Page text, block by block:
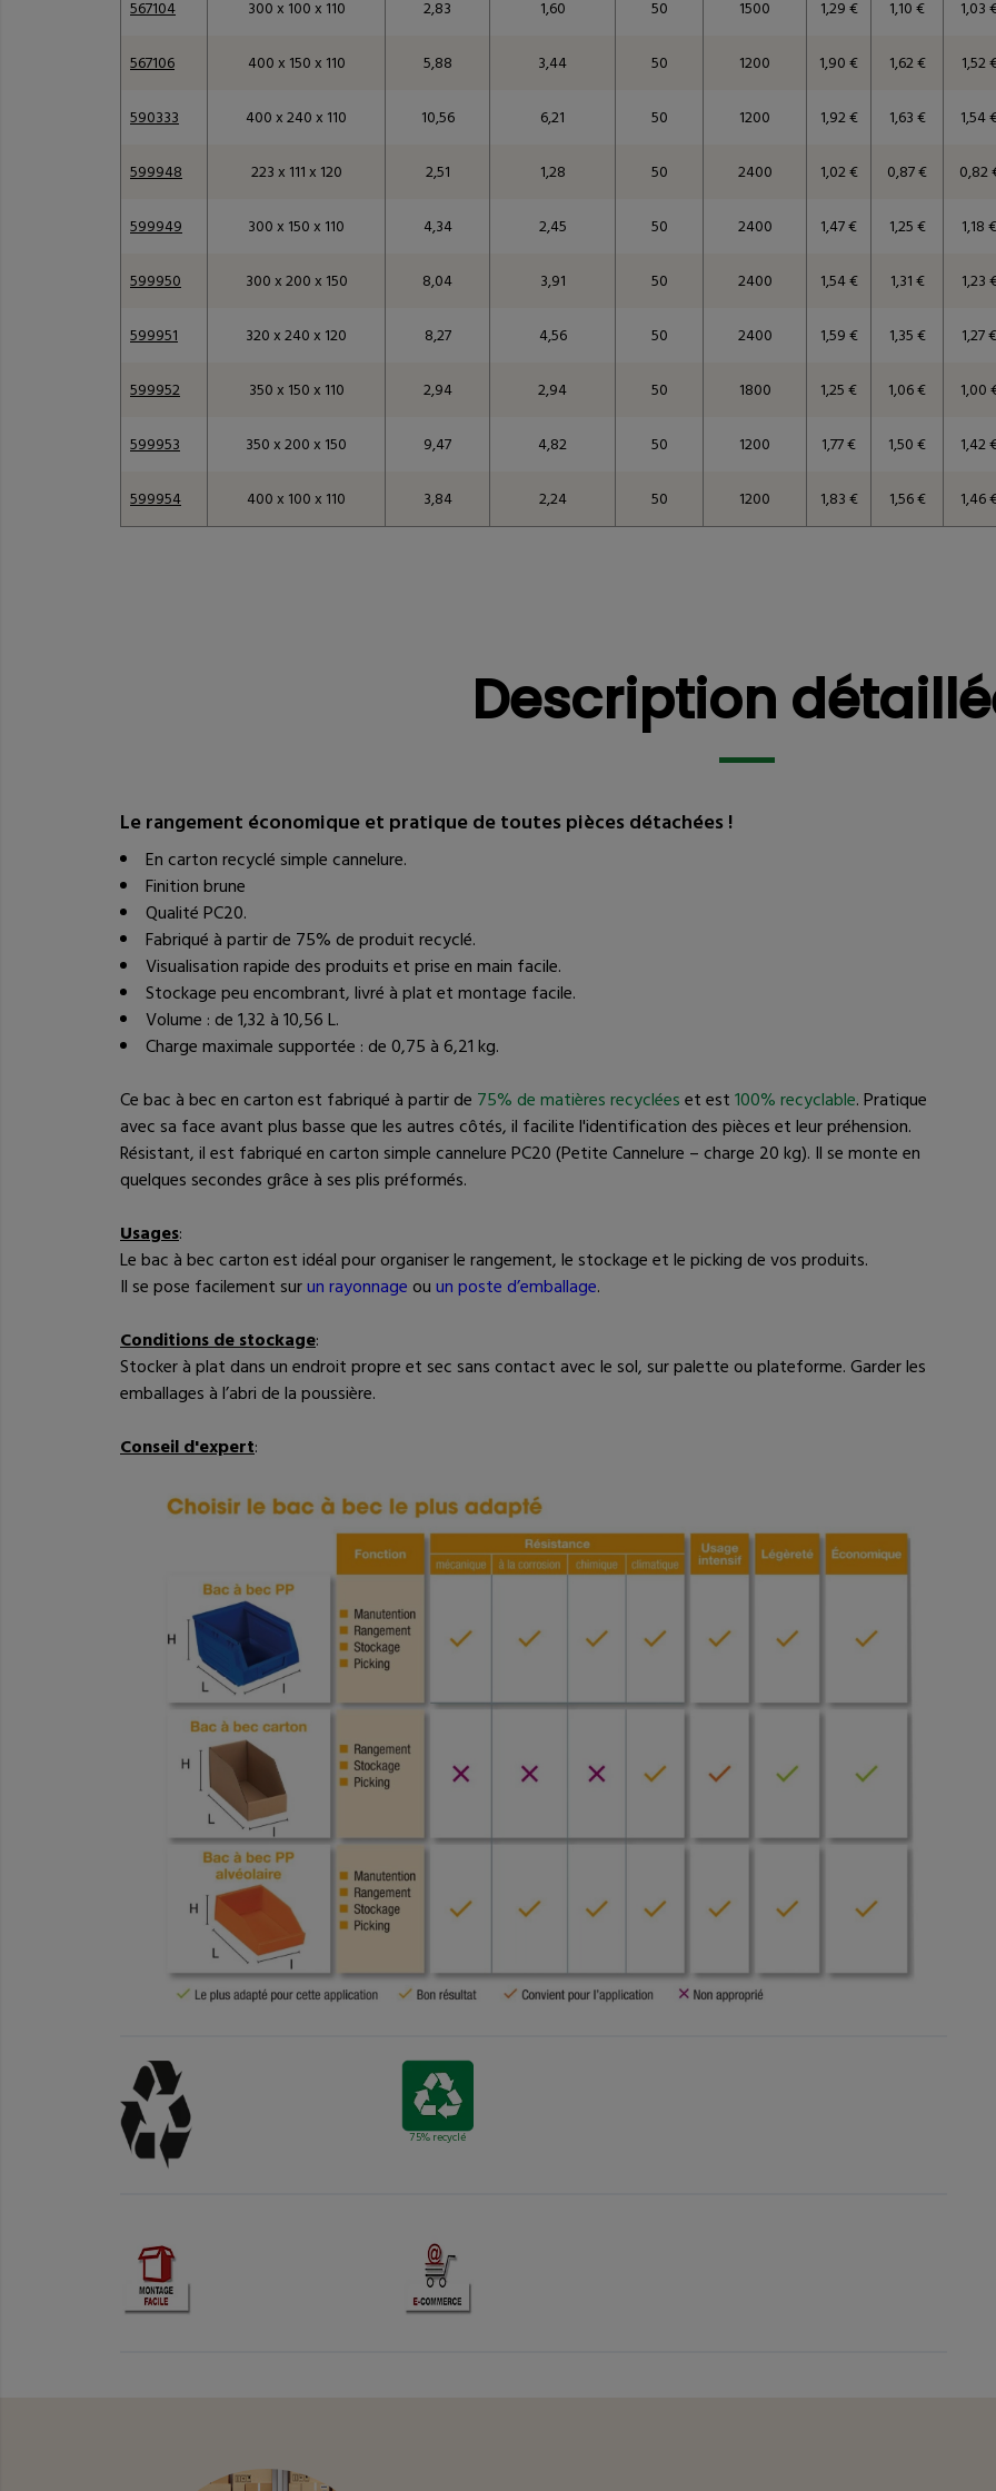
567104 300 x 100 x 110 2,83 1,60 50 1500 1,29 € 1,10 € 1,03
567106 400 x 150 x 110 5,88 3,44 50 1200 1,90 € 1,62 € 1,52
590333 400 x 240 x 110 10,56 6,21 50 1200 1,92 € 1,63 € 1,54
599948 223 x 111 x 120 2,51 1,28 50 2400 1,02 € 0,87 € 0,82
599949 300 x 150 x 110 4,34 2,45 50 2400 1,47 € 1,25 € 1,18 €
599950 300 x 200 x 150 8,04 3,91 50 2400 1,54 € 1,31 € 1,23
599951 320 x 240 x 120 8,27 4,56 50 2400 1,59 € 1,35 € 1,27 €
599952 350 x 150 x 110 2,94 2,94 50 1800 1,25 € 1,06 € 1,00
599953 350 x 200 x 150 9,47 4,82 50 1200 1,77 € 1,50 € 1,42
599954 400 x 100 x 110 3,84 2,24 50 1200 1,83 € 1,56 € 1,46
Description
Le rangement économique et pratique de toutes pièces détachées !
En carton recyclé simple cannelure.
Finition brune
Qualité PC20.
Fabriqué à partir de 75% de produit recyclé.
Visualisation rapide des produits et prise en main facile.
Stockage peu encombrant, livré à plat et montage facile.
Volume : de 1,32 à 10,56 L.
Charge maximale supportée : de 0,75 à 6,21 kg.
Ce bac à bec en carton est fabriqué à partir de 75% de matières recycléeset est100% recyclable. Pratique
avec sa face avant plus basse que les autres côtés, il facilite l'identification des pièces et leur préhension.
Résistant, il est fabriqué en carton simple cannelure PC20 (Petite Cannelure – charge 20 kg). Il se monte en
quelques secondes grâce à ses plis préformés.
Usages:
Le bac à bec carton est idéal pour organiser le rangement, le stockage et le picking de vos produits.
Il se pose facilement surun rayonnage ouun poste d’emballage.
Conditions de stockage:
Stocker à plat dans un endroit propre et sec sans contact avec le sol, sur palette ou plateforme. Garder les
emballages à l’abri de la poussière.
Conseil d'expert:
75% recyclé